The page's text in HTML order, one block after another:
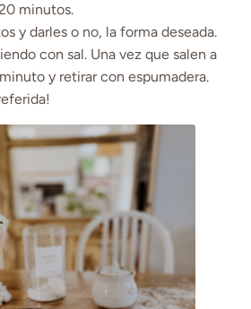
minutos.
y darles o no, la forma deseada.
con sal. Una vez que salen a
y retirar con espumadera.